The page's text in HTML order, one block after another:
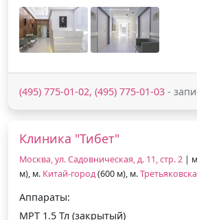
(495) 775-01-02, (495) 775-01-03 -
Клиника "Тибет"
Москва, ул. Садовническая, д. 11, стр. 2 |
м), м. Китай-город(600 м), м.
Аппараты:
МРТ 1.5 Тл (закрытый)